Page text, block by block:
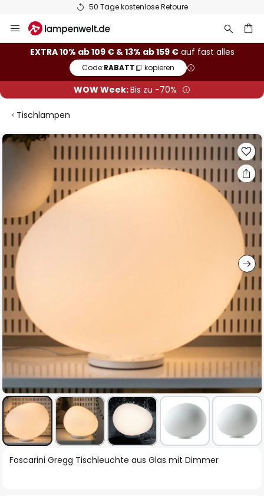
50 Tage kostenlose Retoure
Inhalt
springen
EXTRA 10% ab 109 € & 13% ab 159 €auf fast alles
Code:RABATT kopieren
WOW Week:Bis zu -70%
Tischlampen
Zum
Zum
Foscarini Gregg Tischleuchte aus Glas mit Dimmer